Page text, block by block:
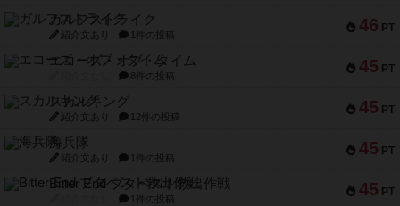
46 PT
ガルフストライク
紹介文あり 1件の投稿
45 PT
エコーズ・オブ・タイム
8件の投稿
45 PT
スカルキング
紹介文あり 12件の投稿
45 PT
海兵隊
紹介文あり 1件の投稿
45 PT
Bitter End ブタペスト救出作戦
1件の投稿